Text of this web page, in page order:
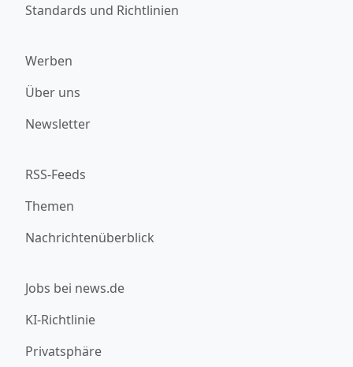
Standards und Richtlinien
Werben
Über uns
Newsletter
RSS-Feeds
Themen
Nachrichtenüberblick
Jobs bei news.de
KI-Richtlinie
Privatsphäre